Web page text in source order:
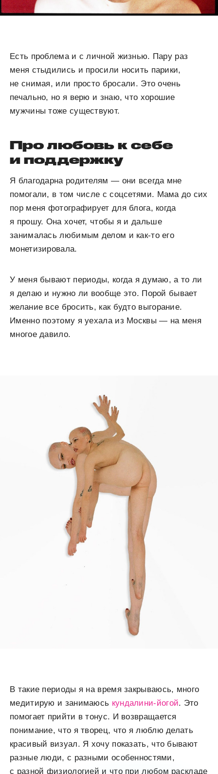
Есть проблема и с личной жизнью. Пару раз
меня стыдились и просили носить парики,
не снимая, или просто бросали. Это очень
печально, но я верю и знаю, что хорошие
мужчины тоже существуют.
Про любовь к себе
и поддержку
Я благодарна родителям — они всегда мне
помогали, в том числе с соцсетями. Мама до сих
пор меня фотографирует для блога, когда
я прошу. Она хочет, чтобы я и дальше
занималась любимым делом и как-то его
монетизировала.
У меня бывают периоды, когда я думаю, а то ли
я делаю и нужно ли вообще это. Порой бывает
желание все бросить, как будто выгорание.
Именно поэтому я уехала из Москвы — на меня
многое давило.
В такие периоды я на время закрываюсь, много
медитирую и занимаюсь кундалини-йогой. Это
помогает прийти в тонус. И возвращается
понимание, что я творец, что я люблю делать
красивый визуал. Я хочу показать, что бывают
разные люди, с разными особенностями,
с разной физиологией и что при любом раскладе